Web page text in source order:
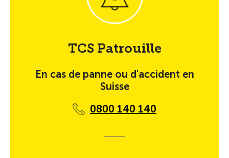
TCS Patrouille
En cas de panne ou d'accident en
Suisse
0800 140 140